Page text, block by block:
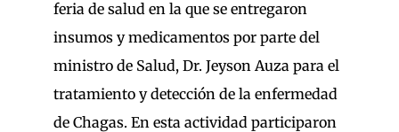
feria de salud en la que se entregaron
insumos y medicamentos por parte del
ministro de Salud, Dr. Jeyson Auza para el
tratamiento y detección de la enfermedad
de Chagas. En esta actividad participaron